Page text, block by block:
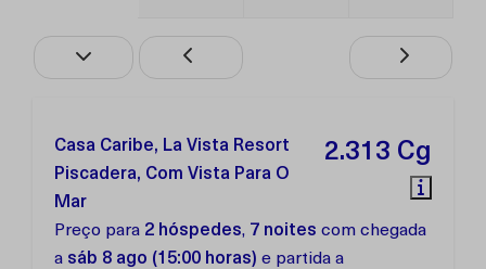
2.313 Cg
Casa Caribe, La Vista Resort
Piscadera, Com Vista Para O
Mar
Preço para 2 hóspedes, 7 noites com chegada
a sáb 8 ago (15:00 horas) e partida a